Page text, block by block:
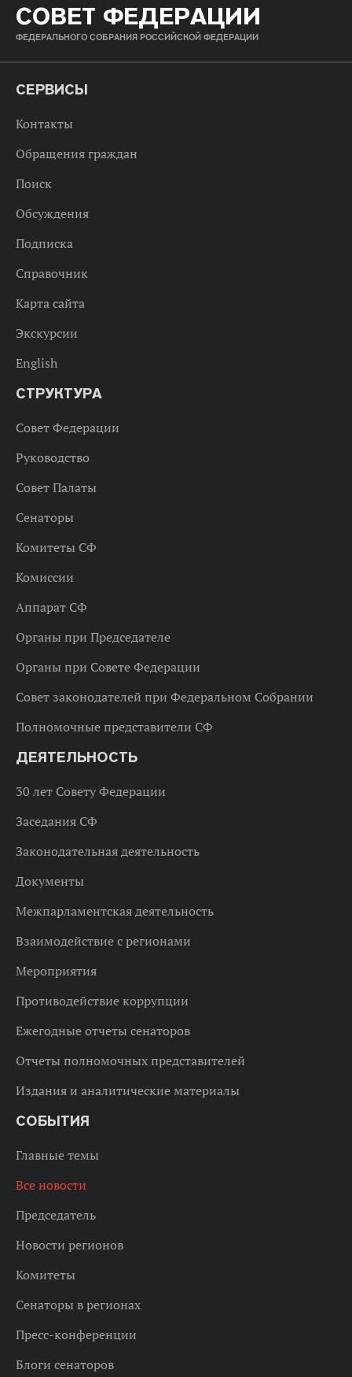
СОВЕТ ФЕДЕРАЦИИ
ФЕДЕРАЛЬНОГО СОБРАНИЯ РОССИЙСКОЙ ФЕДЕРАЦИИ
СЕРВИСЫ
Контакты
Обращения граждан
Поиск
Обсуждения
Подписка
Справочник
Карта сайта
Экскурсии
English
СТРУКТУРА
Совет Федерации
Руководство
Совет Палаты
Сенаторы
Комитеты СФ
Комиссии
Аппарат СФ
Органы при Председателе
Органы при Совете Федерации
Совет законодателей при Федеральном Собрании
Полномочные представители СФ
ДЕЯТЕЛЬНОСТЬ
30 лет Совету Федерации
Заседания СФ
Законодательная деятельность
Документы
Межпарламентская деятельность
Взаимодействие с регионами
Мероприятия
Противодействие коррупции
Ежегодные отчеты сенаторов
Отчеты полномочных представителей
Издания и аналитические материалы
СОБЫТИЯ
Главные темы
Все новости
Председатель
Новости регионов
Комитеты
Сенаторы в регионах
Пресс-конференции
Блоги сенаторов